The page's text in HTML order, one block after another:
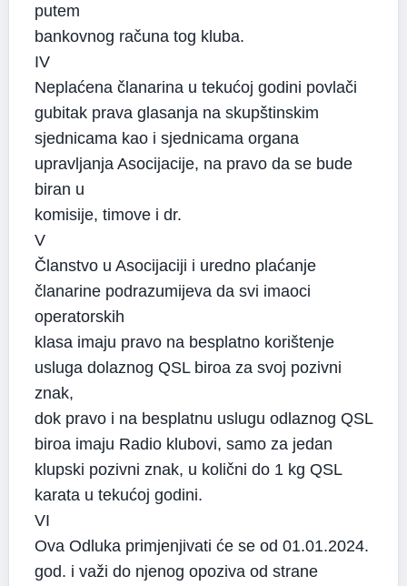
putem
bankovnog računa tog kluba.
IV
Neplaćena članarina u tekućoj godini povlači
gubitak prava glasanja na skupštinskim
sjednicama kao i sjednicama organa
upravljanja Asocijacije, na pravo da se bude
biran u
komisije, timove i dr.
V
Članstvo u Asocijaciji i uredno plaćanje
članarine podrazumijeva da svi imaoci
operatorskih
klasa imaju pravo na besplatno korištenje
usluga dolaznog QSL biroa za svoj pozivni
znak,
dok pravo i na besplatnu uslugu odlaznog QSL
biroa imaju Radio klubovi, samo za jedan
klupski pozivni znak, u količni do 1 kg QSL
karata u tekućoj godini.
VI
Ova Odluka primjenjivati će se od 01.01.2024.
god. i važi do njenog opoziva od strane